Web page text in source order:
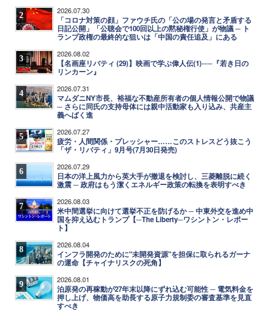
2 2026.07.30
「コロナ対策の顔」ファウチ氏の「公の場の発言と矛盾する
日記公開」「公聴会で100回以上の黙秘権行使」が物議 ─ ト
ランプ政権の最終的な狙いは「中国の責任追及」にある
3 2026.08.02
【名画座リバティ (29)】映画で学ぶ偉人伝(1)──『若き日の
リンカーン』
4 2026.07.31
マムダニNY市長、裕福な不動産所有者の個人情報公開で物議
─ さらに同氏の支持母体には親中活動家も入り込み、共産主
義へばく進
5 2026.07.27
疲労・人間関係・プレッシャー……このストレスどう抜こう
「ザ・リバティ」9月号(7月30日発売)
6 2026.07.29
日本の洋上風力から英大手が撤退を検討し、三菱離脱に続く
激震 ─ 政府はもう潔くエネルギー政策の転換を表明すべき
7 2026.08.03
米中間選挙に向けて選挙不正を防げるか ─ 中東外交を進め中
国を抑え込むトランプ【─The Liberty─ワシントン・レポー
ト】
8 2026.08.04
インフラ開発のために"未開発資源"を担保に取られるガーナ
の運命【チャイナリスクの死角】
9 2026.08.01
泊原発の再稼動が27年末以降にずれ込む可能性 ─ 電気料金を
押し上げ、物価高を助長する原子力規制委の審査基準を見直
すべき